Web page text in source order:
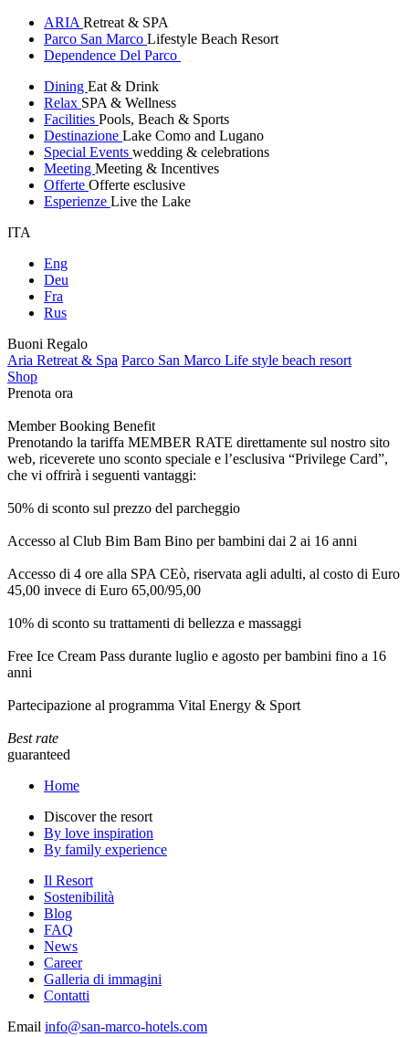
ARIA Retreat & SPA
Parco San Marco Lifestyle Beach Resort
Dependence Del Parco
Dining Eat & Drink
Relax SPA & Wellness
Facilities Pools, Beach & Sports
Destinazione Lake Como and Lugano
Special Events wedding & celebrations
Meeting Meeting & Incentives
Offerte Offerte esclusive
Esperienze Live the Lake
ITA
Eng
Deu
Fra
Rus
Buoni Regalo
Aria Retreat & Spa Parco San Marco Life style beach resort
Shop
Prenota ora
Member Booking Benefit
Prenotando la tariffa MEMBER RATE direttamente sul nostro sito
web, riceverete uno sconto speciale e l’esclusiva “Privilege Card”,
che vi offrirà i seguenti vantaggi:
50% di sconto sul prezzo del parcheggio
Accesso al Club Bim Bam Bino per bambini dai 2 ai 16 anni
Accesso di 4 ore alla SPA CEò, riservata agli adulti, al costo di Euro
45,00 invece di Euro 65,00/95,00
10% di sconto su trattamenti di bellezza e massaggi
Free Ice Cream Pass durante luglio e agosto per bambini fino a 16
anni
Partecipazione al programma Vital Energy & Sport
Best rate
guaranteed
Home
Discover the resort
By love inspiration
By family experience
Il Resort
Sostenibilità
Blog
FAQ
News
Career
Galleria di immagini
Contatti
Email info@san-marco-hotels.com